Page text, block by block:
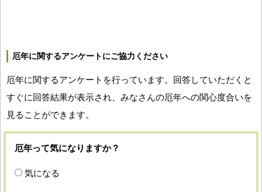
厄年に関するアンケートにご協力ください
厄年に関するアンケートを行っています。回答していただくと
すぐに回答結果が表示され、みなさんの厄年への関心度合いを
見ることができます。
厄年って気になりますか？
気になる